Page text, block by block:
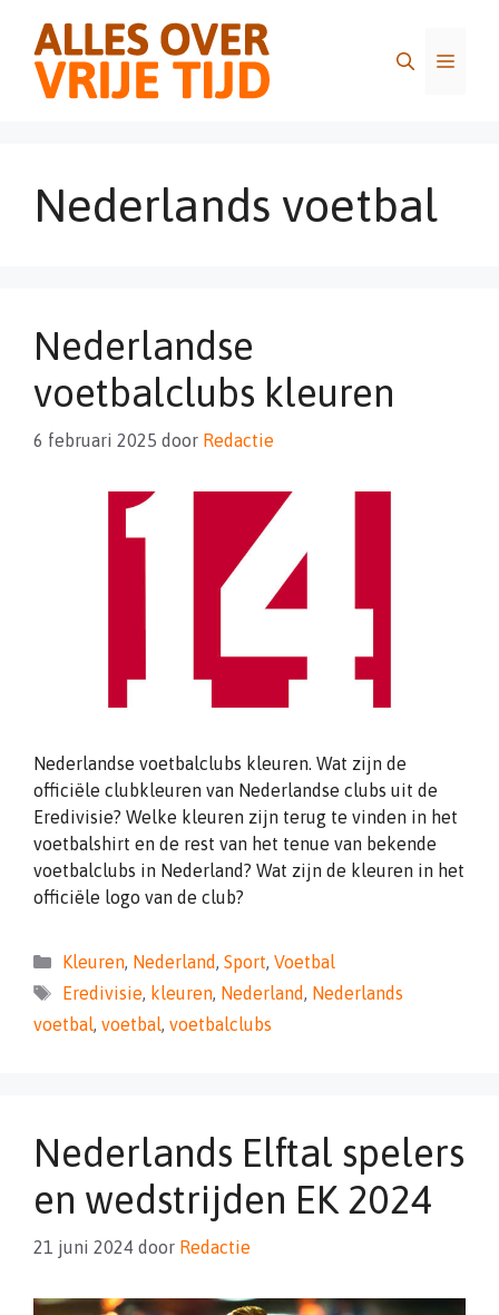
inhoud
Menu
Nederlands voetbal
Nederlandse
voetbalclubs kleuren
6 februari 2025 door Redactie
Nederlandse voetbalclubs kleuren. Wat zijn de
officiële clubkleuren van Nederlandse clubs uit de
Eredivisie? Welke kleuren zijn terug te vinden in het
voetbalshirt en de rest van het tenue van bekende
voetbalclubs in Nederland? Wat zijn de kleuren in het
officiële logo van de club?
Categorieën
Kleuren, Nederland, Sport, Voetbal
Tags
Eredivisie, kleuren, Nederland, Nederlands
voetbal, voetbal, voetbalclubs
Nederlands Elftal spelers
en wedstrijden EK 2024
21 juni 2024 door Redactie